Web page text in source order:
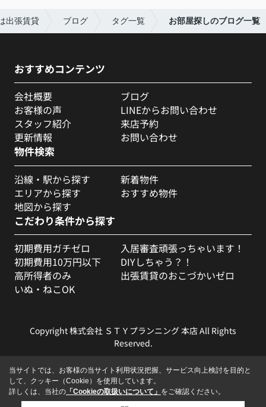
出張賃貸 ブログ タグ一覧 お部屋探しのブログ一覧
おすすめコンテンツ
会社概要
お客様の声
スタッフ紹介
更新情報
ブログ
LINEからお問い合わせ
来店予約
お問い合わせ
物件検索
沿線・駅から探す
エリアから探す
地図から探す
新着物件
おすすめ物件
こだわり条件から探す
初期費用ガチゼロ
初期費用10万円以下
高所得者のみ
いぬ・ねこOK
入居審査頑張っちゃいます！
DIYしちゃう？！
出張賃貸のおこづかいゼロ
Copyright 株式会社 ＳＴＹプランニング 本店 All Rights
Reserved.
当サイトでは、お客様の当サイト利用状況把握、サービス向上検討を目的と
して、クッキー（Cookie）を使用しています。
詳しくは、当社の 「Cookieの取扱いについて」 をご確認ください。